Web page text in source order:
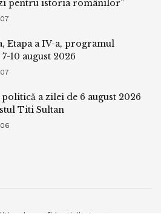
pentru istoria românilor”
Etapa a IV-a, programul
10 august 2026
politică a zilei de 6 august 2026
Titi Sultan